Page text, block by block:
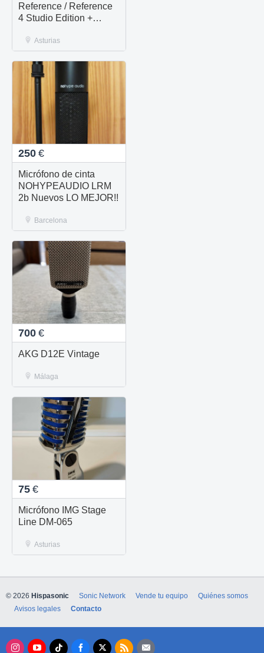
Reference / Reference
4 Studio Edition +
Asturias
250 €
Micrófono de cinta
NOHYPEAUDIO LRM
2b Nuevos LO MEJOR!!
Barcelona
700 €
AKG D12E Vintage
Málaga
75 €
Micrófono IMG Stage
Line DM-065
Asturias
© 2026 Hispasonic Sonic Network Vende tu equipo
Quiénes somos
Avisos legales
Contacto